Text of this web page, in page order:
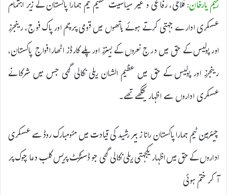
رحیم یارخان: فلاحی، رفاعی و غیر سیاسیت تنظیم ٹیم ہمارا پاکستان کے زیر اہتمام
عسکری ادارے جہتی کرتے ہوئے ہاتھوں میں قومی پرچم اور پاک فوج، رینجرز
اور پولیس کے حق میں درج نعروں کے بینرز اور پلے کارڈز اٹھارافواج پاکستان،
رینجرز اور پولیس کے حق میں عظیم الشان ریلی نکالی گئی جس میں شرکا نے
عسکری اداروں سے اظہار یککھے تھے۔
چیئرمین ٹیم ہمارا پاکستان رانا زبیر رشید کی قیادت میں مئومبارک روڈ سے عسکری
اداروں کے حق میں اظہار یکجہتی ریلی نکالی گئیجو ڈسٹرکٹ پریس کلب دعا چوک پر
آکر ختم ہوئی